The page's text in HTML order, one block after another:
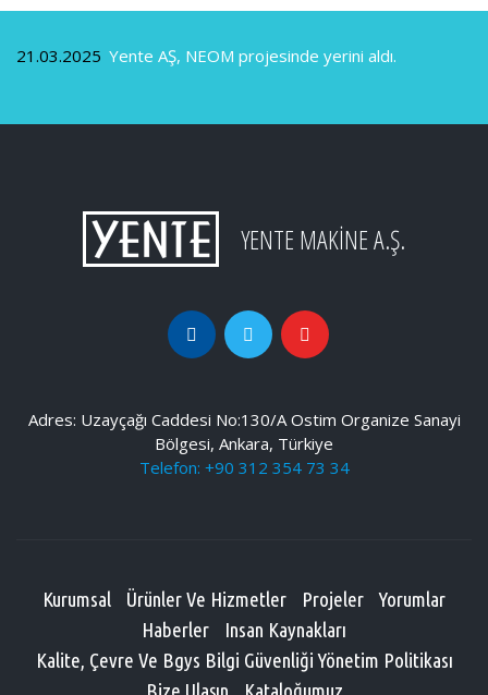
21.03.2025 Yente AŞ, NEOM projesinde yerini aldı.
YENTE MAKİNE A.Ş.
Adres: Uzayçağı Caddesi No:130/A Ostim Organize Sanayi
Bölgesi, Ankara, Türkiye
Telefon: +90 312 354 73 34
Kurumsal Ürünler Ve Hizmetler Projeler
Yorumlar
Haberler
Insan Kaynakları
Kalite, Çevre Ve Bgys Bilgi Güvenliği Yönetim Politikası